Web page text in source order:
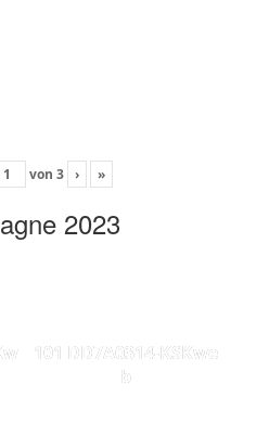
von 3 › »
2023
101 DD7A0314-KSKwe
b